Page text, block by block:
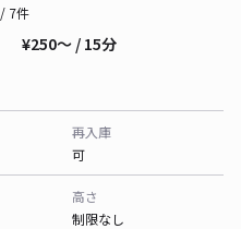
/ 7件
¥250〜 / 15分
再入庫
可
高さ
制限なし